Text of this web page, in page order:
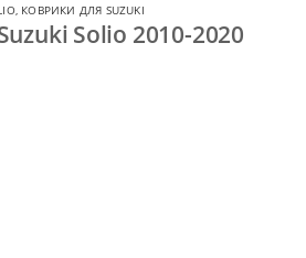
, КОВРИКИ ДЛЯ SUZUKI
Solio 2010-2020